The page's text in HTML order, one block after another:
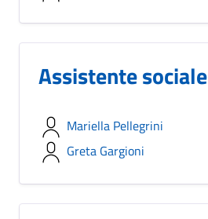
Assistente sociale
Mariella Pellegrini
Greta Gargioni